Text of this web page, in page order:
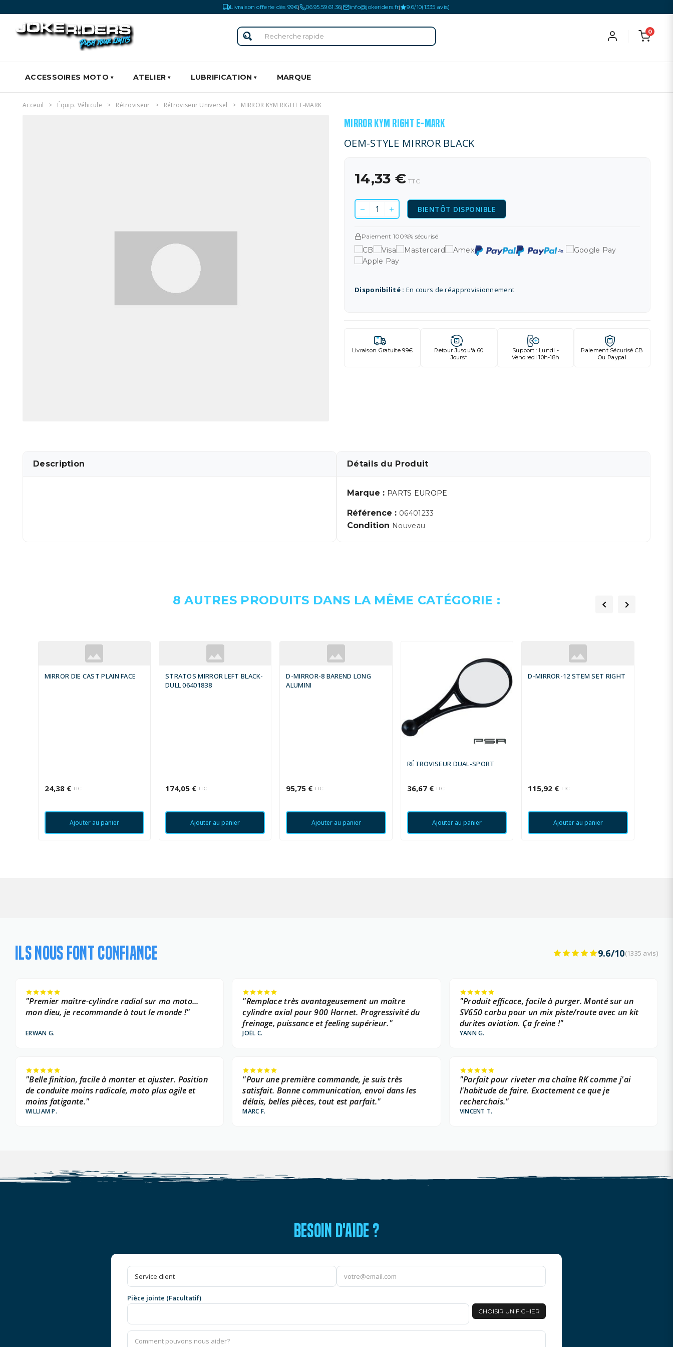
Livraison offerte dès 99€| 06.95.59.61.36| info@jokeriders.fr| 9.6/10(1335 avis)
0
ACCESSOIRES MOTO ATELIER LUBRIFICATION MARQUE
Acceuil Équip. Véhicule Rétroviseur Rétroviseur Universel MIRROR KYM RIGHT E-MARK
MIRROR KYM RIGHT E-MARK
OEM-STYLE MIRROR BLACK
14,33 € TTC
BIENTÔT DISPONIBLE
Paiement 100%% sécurisé
Disponibilité : En cours de réapprovisionnement
Livraison Gratuite 99€
Retour Jusqu'à 60
Jours*
Support : Lundi -
Vendredi 10h-18h
Paiement Sécurisé CB
Ou Paypal
Description Détails du Produit
Marque : PARTS EUROPE
Référence : 06401233
Condition Nouveau
8 AUTRES PRODUITS DANS LA MÊME CATÉGORIE :  
MIRROR DIE CAST PLAIN FACE
24,38 € TTC
Ajouter au panier
STRATOS MIRROR LEFT BLACK-
DULL 06401838
174,05 € TTC
Ajouter au panier
D-MIRROR-8 BAREND LONG
ALUMINI
95,75 € TTC
Ajouter au panier
RÉTROVISEUR DUAL-SPORT
36,67 € TTC
Ajouter au panier
D-MIRROR-12 STEM SET RIGHT
115,92 € TTC
Ajouter au panier
ILS NOUS FONT CONFIANCE 9.6/10(1335 avis)
"Premier maître-cylindre radial sur ma moto...
mon dieu, je recommande à tout le monde !"
ERWAN G.
"Remplace très avantageusement un maître
cylindre axial pour 900 Hornet. Progressivité du
freinage, puissance et feeling supérieur."
JOËL C.
"Produit efficace, facile à purger. Monté sur un
SV650 carbu pour un mix piste/route avec un kit
durites aviation. Ça freine !"
YANN G.
"Belle finition, facile à monter et ajuster. Position
de conduite moins radicale, moto plus agile et
moins fatigante."
WILLIAM P.
"Pour une première commande, je suis très
satisfait. Bonne communication, envoi dans les
délais, belles pièces, tout est parfait."
MARC F.
"Parfait pour riveter ma chaîne RK comme j'ai
l'habitude de faire. Exactement ce que je
recherchais."
VINCENT T.
BESOIN D'AIDE ?
Pièce jointe (Facultatif)
CHOISIR UN FICHIER